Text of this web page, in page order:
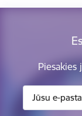
Piesakies